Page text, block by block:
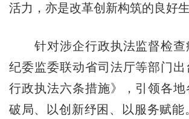
活力，亦是改革创新构筑的良好生
针对涉企行政执法监督检查
纪委监委联动省司法厅等部门
行政执法六条措施》，引领各
破局、以创新纾困、以服务赋能